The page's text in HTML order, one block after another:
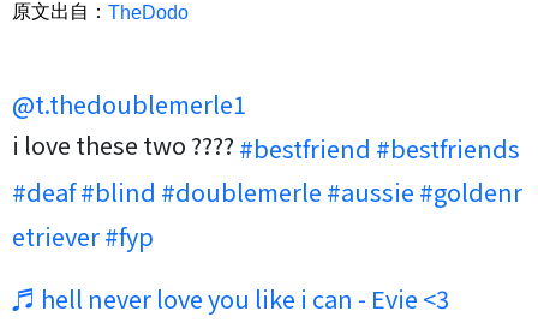
原文出自： TheDodo
@t.thedoublemerle1
i love these two ???? #bestfriend #bestfriends
#deaf#blind #doublemerle #aussie #goldenr
etriever#fyp
♬ hell never love you like i can - Evie <3